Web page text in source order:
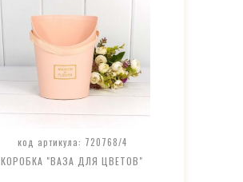
код артикула: 720768/4
КОРОБКА "ВАЗА ДЛЯ ЦВЕТОВ"